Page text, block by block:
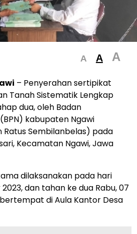
A A A
– Penyerahan sertipikat
Tanah Sistematik Lengkap
dua, oleh Badan
kabupaten Ngawi
Ratus Sembilanbelas) pada
Kecamatan Ngawi, Jawa
dilaksanakan pada hari
dan tahan ke dua Rabu, 07
di Aula Kantor Desa